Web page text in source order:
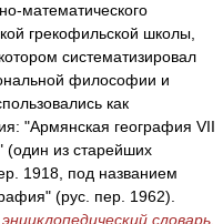
математического
грекофильской школы,
систематизировал
философии и
как
"Армянская география VII
(один из старейших
1918, под названием
(рус. пер. 1962).
словарь.